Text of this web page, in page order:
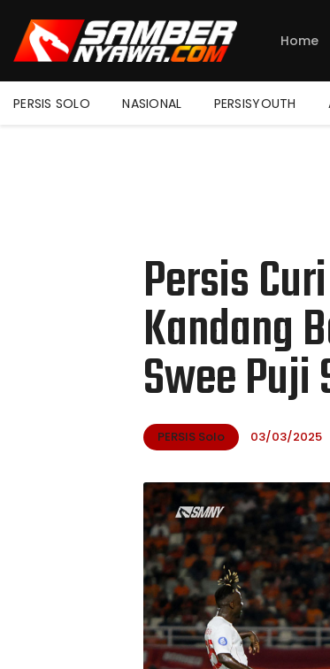
Home
PERSIS SOLO NASIONAL PERSISYOUTH
Persis
Kandang
Swee Puji
PERSIS Solo 03/03/2025